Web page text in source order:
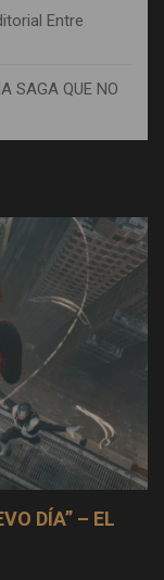
Entre
SAGA QUE NO
DÍA” – EL